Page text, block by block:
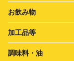
お飲み物
加工品等
調味料・油